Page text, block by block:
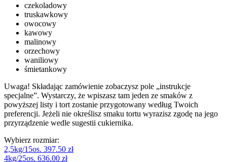
czekoladowy
truskawkowy
owocowy
kawowy
malinowy
orzechowy
waniliowy
śmietankowy
Uwaga! Składając zamówienie zobaczysz pole „instrukcje
specjalne”. Wystarczy, że wpiszasz tam jeden ze smaków z
powyższej listy i tort zostanie przygotowany według Twoich
preferencji. Jeżeli nie określisz smaku tortu wyrazisz zgodę na jego
przyrządzenie wedle sugestii cukiernika.
Wybierz rozmiar:
2,5kg/15os. 397.50 zł
4kg/25os. 636.00 zł